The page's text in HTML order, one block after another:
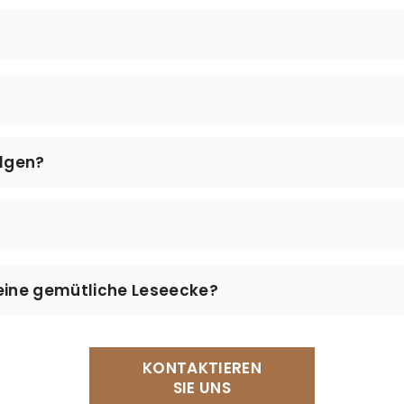
daran, Ihnen Ihre Leseaccessoires so schnell wie
zusätzlichen Versandkosten an.
Sie, dass die Tracking-Informationen nach dem
Tagen nach Erhalt problemlos zurückgeben.
schnell und unkompliziert weiter.
gemütliche Leseecke?
unser Lesekissen, einen bequemen Sessel, einen
Sie nicht das passende Lesezeichen für
KONTAKTIEREN
SIE UNS